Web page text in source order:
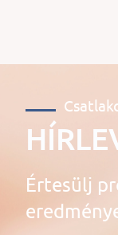
Értesülj